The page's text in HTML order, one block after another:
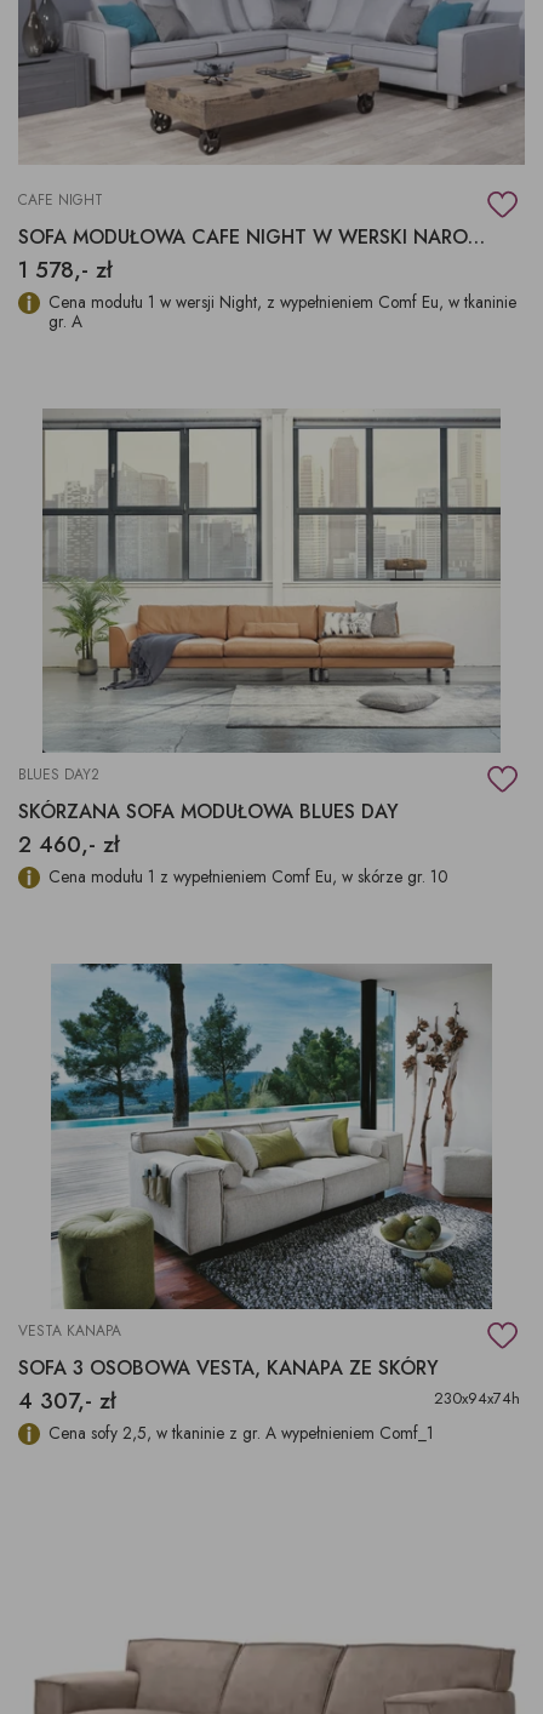
CAFE NIGHT
SOFA MODUŁOWA CAFE NIGHT W WERSKI NAROŻNEJ
1 578,- zł
Cena modułu 1 w wersji Night, z wypełnieniem Comf Eu, w tkaninie
gr. A
BLUES DAY2
SKÓRZANA SOFA MODUŁOWA BLUES DAY
2 460,- zł
Cena modułu 1 z wypełnieniem Comf Eu, w skórze gr. 10
VESTA KANAPA
SOFA 3 OSOBOWA VESTA, KANAPA ZE SKÓRY
4 307,- zł 230x94x74h
Cena sofy 2,5, w tkaninie z gr. A wypełnieniem Comf_1